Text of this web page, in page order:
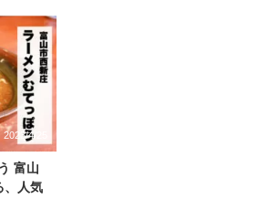
2023/4/25
富山
、人気